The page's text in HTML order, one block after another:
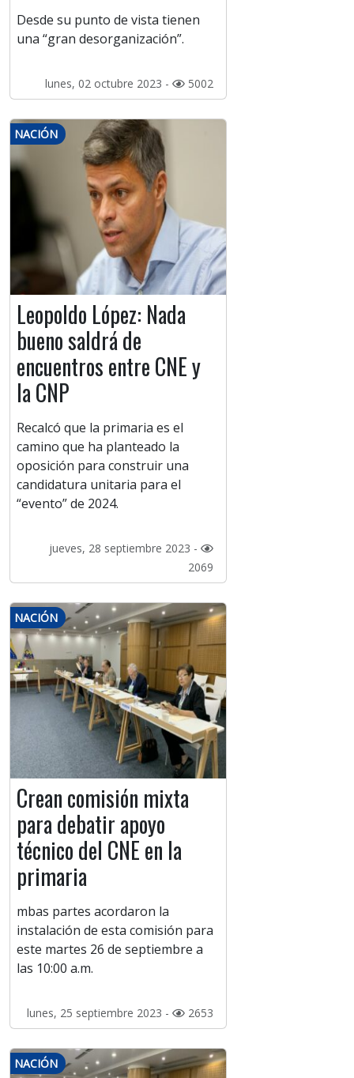
Desde su punto de vista tienen
una “gran desorganización”.
lunes, 02 octubre 2023 - 5002
NACIÓN
Leopoldo López: Nada
bueno saldrá de
encuentros entre CNE y
la CNP
Recalcó que la primaria es el
camino que ha planteado la
oposición para construir una
candidatura unitaria para el
“evento” de 2024.
jueves, 28 septiembre 2023 -
2069
NACIÓN
Crean comisión mixta
para debatir apoyo
técnico del CNE en la
primaria
mbas partes acordaron la
instalación de esta comisión para
este martes 26 de septiembre a
las 10:00 a.m.
lunes, 25 septiembre 2023 - 2653
NACIÓN